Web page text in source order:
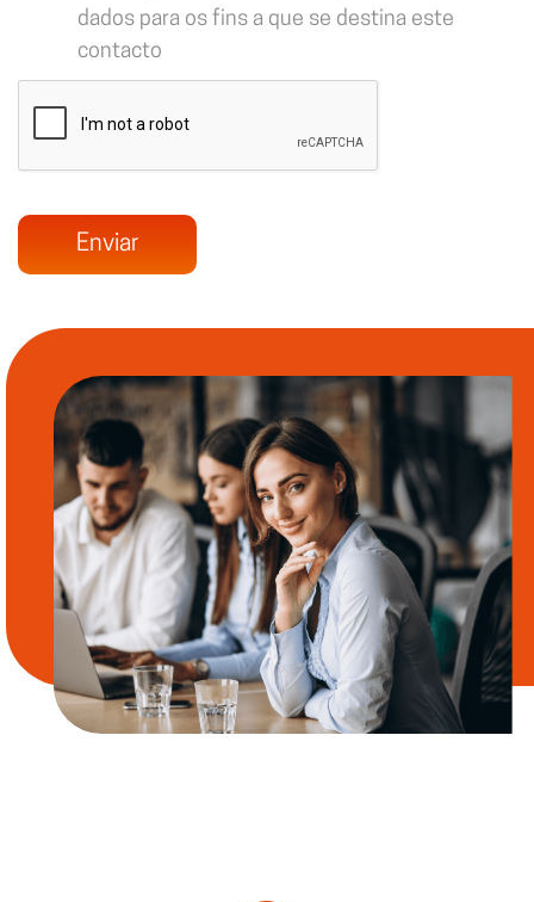
dados para os fins a que se destina este
contacto
Enviar